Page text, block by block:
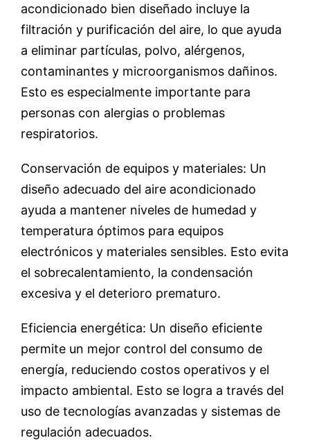
acondicionado bien diseñado incluye la
filtración y purificación del aire, lo que ayuda
a eliminar partículas, polvo, alérgenos,
contaminantes y microorganismos dañinos.
Esto es especialmente importante para
personas con alergias o problemas
respiratorios.
Conservación de equipos y materiales: Un
diseño adecuado del aire acondicionado
ayuda a mantener niveles de humedad y
temperatura óptimos para equipos
electrónicos y materiales sensibles. Esto evita
el sobrecalentamiento, la condensación
excesiva y el deterioro prematuro.
Eficiencia energética: Un diseño eficiente
permite un mejor control del consumo de
energía, reduciendo costos operativos y el
impacto ambiental. Esto se logra a través del
uso de tecnologías avanzadas y sistemas de
regulación adecuados.